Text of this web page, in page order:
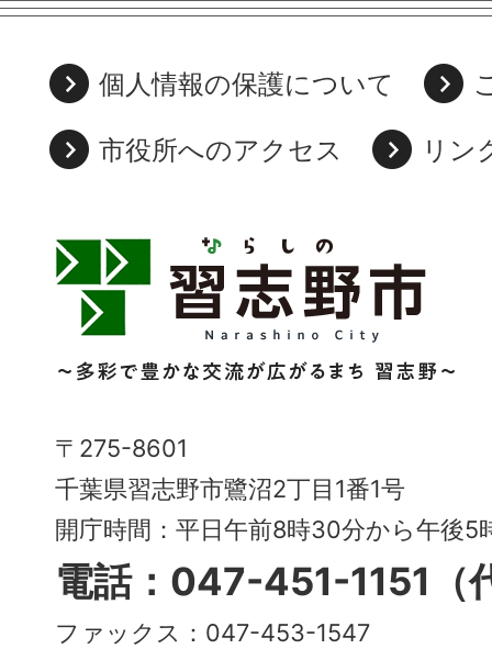
個人情報の保護について
市役所へのアクセス
リン
習
志
野
市
Narashino
City
～
多
彩
〒275-8601
千葉県習志野市鷺沼2丁目1番1号
開庁時間：平日午前8時30分から午後5
電話：047-451-1151（
ファックス：047-453-1547